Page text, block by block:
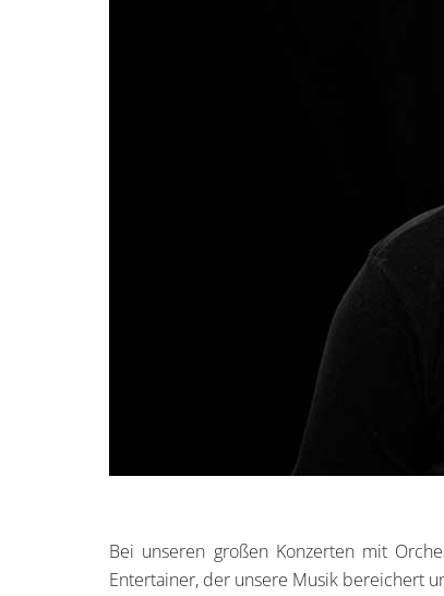
Bei unseren großen Konzerten mit
Entertainer, der unsere Musik bereichert